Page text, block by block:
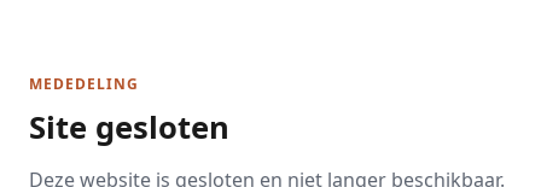
MEDEDELING
Site gesloten
Deze website is gesloten en niet langer beschikbaar.